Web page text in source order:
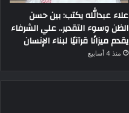
علاء عبدالله يكتب: بين حسن
الظن وسوء التقدير.. علي الشرفاء
يقدم ميزانًا قرآنيًا لبناء الإنسان
منذ 4 أسابيع